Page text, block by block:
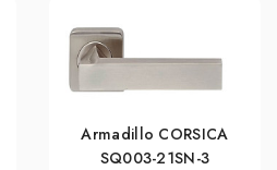
Armadillo CORSICA
SQ003-21SN-3